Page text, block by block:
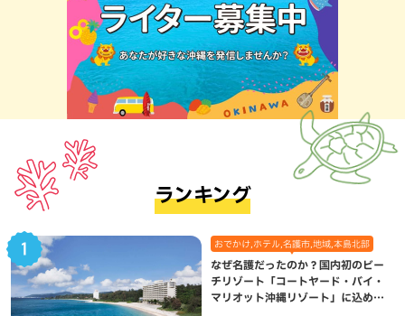
ランキング
おでかけ,ホテル,名護市,地域,本島北部
なぜ名護だったのか？国内初のビー
チリゾート「コートヤード・バイ・
マリオット沖縄リゾート」に込めら